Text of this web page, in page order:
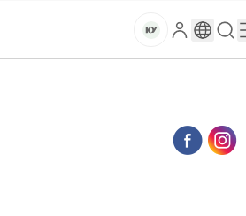
마
로
그
구
글
검
색